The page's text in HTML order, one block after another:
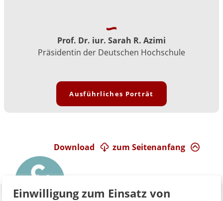
Prof. Dr. iur. Sarah R. Azimi
Präsidentin der Deutschen Hochschule
Ausführliches Porträt
zum Seitenanfang
Download
Einwilligung zum Einsatz von